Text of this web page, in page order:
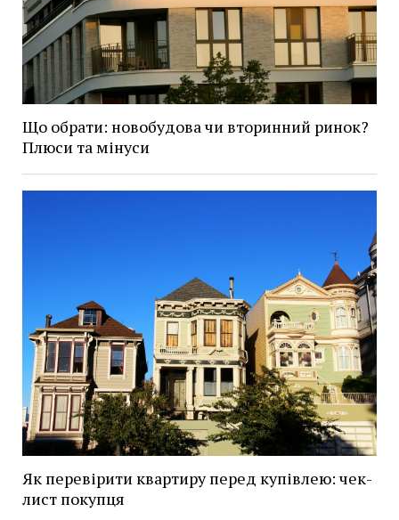
Що обрати: новобудова чи вторинний ринок?
Плюси та мінуси
Як перевірити квартиру перед купівлею: чек-
лист покупця